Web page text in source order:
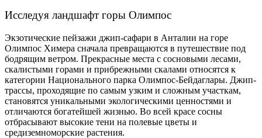
Исследуя ландшафт горы Олимпос
Экзотические пейзажи джип-сафари в Анталии на горе
Олимпос Химера сначала превращаются в путешествие под
бодрящим ветром. Прекрасные места с сосновыми лесами,
скалистыми горами и прибрежными скалами относятся к
категории Национального парка Олимпос-Бейдаглары. Джип-
трассы, проходящие по самым узким и сложным участкам,
становятся уникальными экологическими ценностями и
отличаются богатейшей жизнью. Во всей красе сосны
отбрасывают высокие тени на полевые цветы и
средиземноморские растения.